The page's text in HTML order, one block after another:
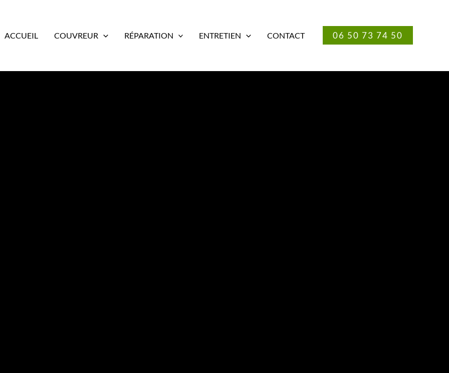
ACCUEIL COUVREUR RÉPARATION ENTRETIEN CONTACT 06 50 73 74 50